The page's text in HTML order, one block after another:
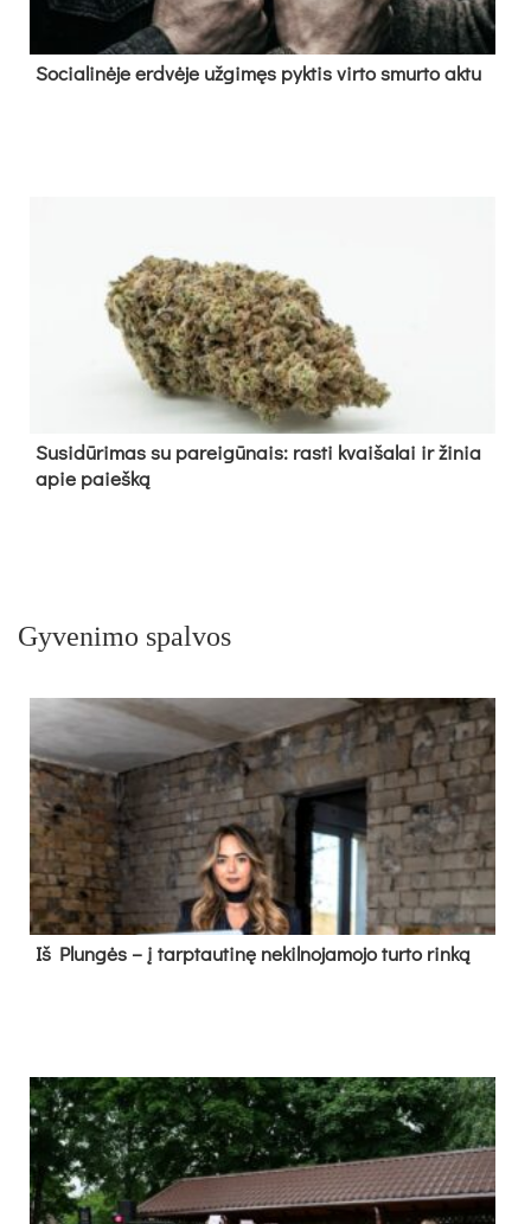
So­cia­li­nė­je erd­vė­je už­gi­męs pyk­tis vir­to smur­to ak­tu
Su­si­dū­ri­mas su pa­rei­gū­nais: ras­ti kvai­ša­lai ir ži­nia
apie paieš­ką
Gyvenimo spalvos
Iš Plungės – į tarptautinę nekilnojamojo turto rinką